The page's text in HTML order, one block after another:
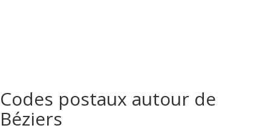
Codes postaux autour de
Béziers